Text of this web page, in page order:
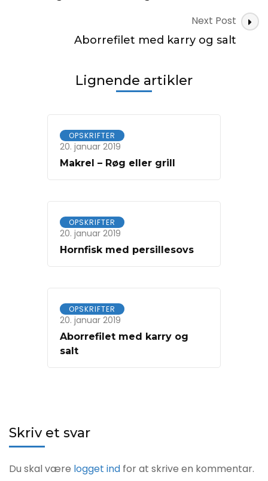
Next Post
Aborrefilet med karry og salt
Lignende artikler
OPSKRIFTER
20. januar 2019
Makrel – Røg eller grill
OPSKRIFTER
20. januar 2019
Hornfisk med persillesovs
OPSKRIFTER
20. januar 2019
Aborrefilet med karry og
salt
Skriv et svar
Du skal være logget ind for at skrive en kommentar.